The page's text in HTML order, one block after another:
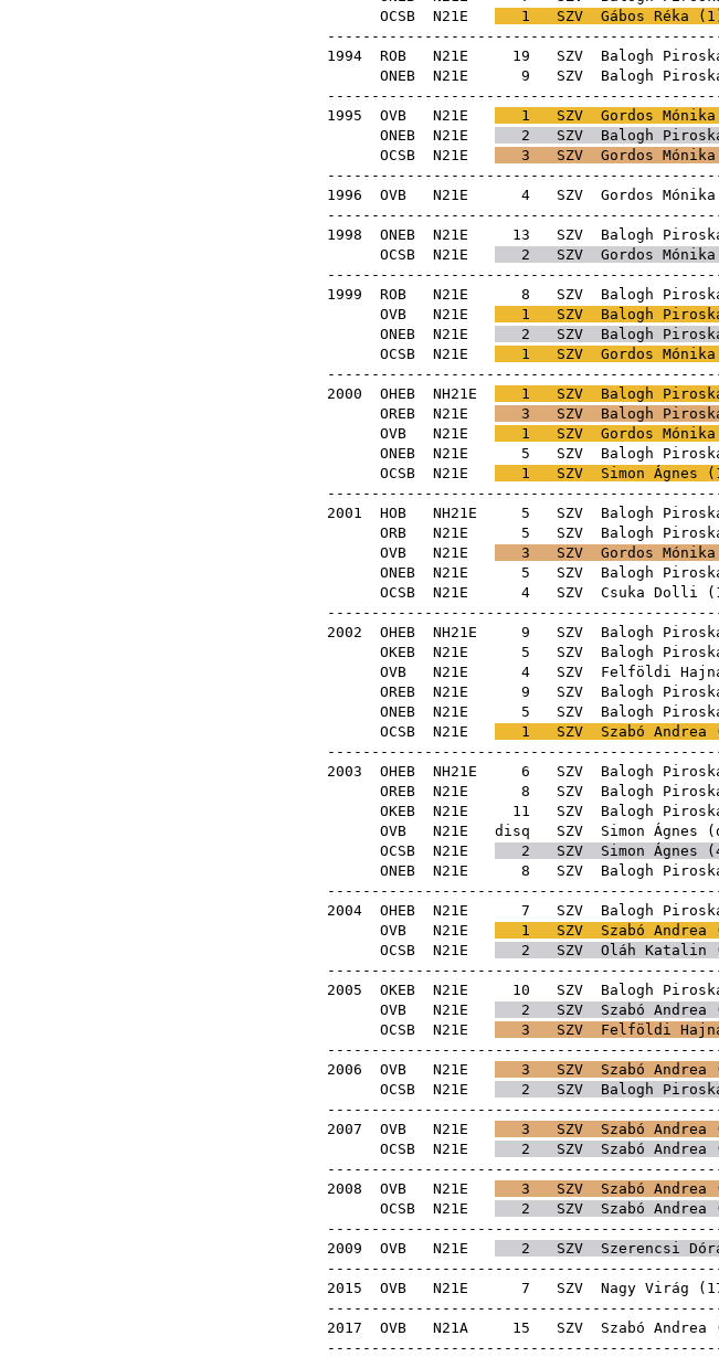
OCSB N21E 1 SZV Gábos Réka ( 1
1994 ROB N21E 19 SZV
ONEB N21E 9 SZV
1995 OVB N21E 1 SZV Gordos Mónika
ONEB N21E 2 SZV Balogh
OCSB N21E 3 SZV Gordos Mónika
1996 OVB N21E 4 SZV Gordos Mónika
1998 ONEB N21E 13 SZV
OCSB N21E 2 SZV Gordos Mónika
1999 ROB N21E 8 SZV
OVB N21E 1 SZV Balogh
ONEB N21E 2 SZV Balogh
OCSB N21E 1 SZV Gordos Mónika
2000 OHEB NH21E 1 SZV Balogh
OREB N21E 3 SZV Balogh
OVB N21E 1 SZV Gordos Mónika
ONEB N21E 5 SZV
OCSB N21E 1 SZV Simon Ágnes (
2001 HOB NH21E 5 SZV
ORB N21E 5 SZV
OVB N21E 3 SZV Gordos Mónika
ONEB N21E 5 SZV
OCSB N21E 4 SZV Csuka Dolli (
2002 OHEB NH21E 9 SZV
OKEB N21E 5 SZV
OVB N21E 4 SZV Felföldi
OREB N21E 9 SZV
ONEB N21E 5 SZV
OCSB N21E 1 SZV Szabó Andrea
2003 OHEB NH21E 6 SZV
OREB N21E 8 SZV
OKEB N21E 11 SZV
OVB N21E disq SZV Simon Ágnes (
OCSB N21E 2 SZV Simon Ágnes (
ONEB N21E 8 SZV
2004 OHEB N21E 7 SZV
OVB N21E 1 SZV Szabó Andrea
OCSB N21E 2 SZV Oláh Katalin
2005 OKEB N21E 10 SZV
OVB N21E 2 SZV Szabó Andrea
OCSB N21E 3 SZV Felföldi
2006 OVB N21E 3 SZV Szabó Andrea
OCSB N21E 2 SZV Balogh
2007 OVB N21E 3 SZV Szabó Andrea
OCSB N21E 2 SZV Szabó Andrea
2008 OVB N21E 3 SZV Szabó Andrea
OCSB N21E 2 SZV Szabó Andrea
2009 OVB N21E 2 SZV Szerencsi
2015 OVB N21E 7 SZV Nagy Virág (
2017 OVB N21A 15 SZV Szabó Andrea